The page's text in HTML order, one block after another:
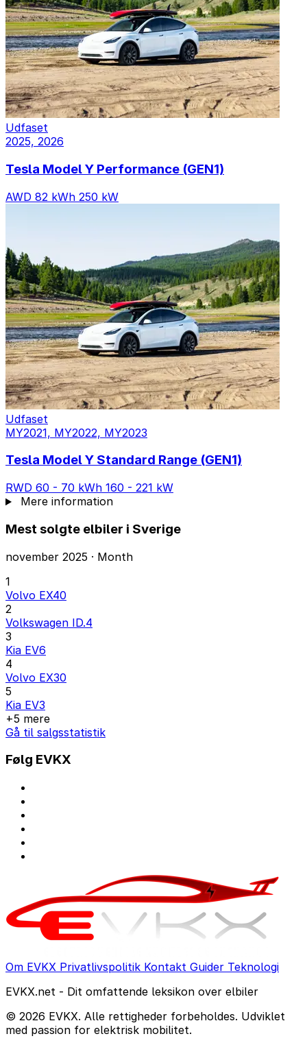
Udfaset
2025, 2026
Tesla Model Y Performance (GEN1)
AWD 82 kWh 250 kW
Udfaset
MY2021, MY2022, MY2023
Tesla Model Y Standard Range (GEN1)
RWD 60 - 70 kWh 160 - 221 kW
Mere information
Mest solgte elbiler i Sverige
november 2025 · Month
1
Volvo EX40
2
Volkswagen ID.4
3
Kia EV6
4
Volvo EX30
5
Kia EV3
+5 mere
Gå til salgsstatistik
Følg EVKX
Om EVKX Privatlivspolitik Kontakt Guider Teknologi
EVKX.net - Dit omfattende leksikon over elbiler
© 2026 EVKX. Alle rettigheder forbeholdes. Udviklet
med passion for elektrisk mobilitet.